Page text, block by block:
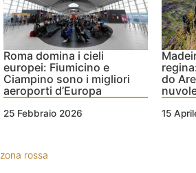
Roma domina i cieli
europei: Fiumicino e
Ciampino sono i migliori
aeroporti d’Europa
25 Febbraio 2026
do
15
zona rossa